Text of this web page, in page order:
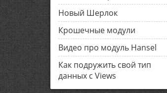
Новый Шерлок
Крошечные модули
Видео про модуль Hansel
Как подружить свой тип
данных с Views